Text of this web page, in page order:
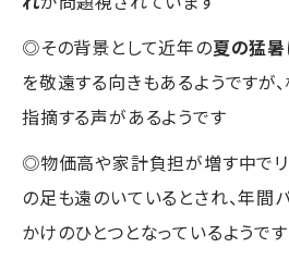
◎その背景として近年の夏の猛暑
を敬遠する向きもあるようですが
指摘する声があるようです
◎物価高や家計負担が増す中でリ
の足も遠のいているとされ、年間
かけのひとつとなっているようです